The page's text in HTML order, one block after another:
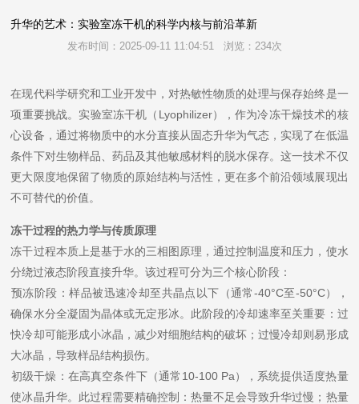
升华的艺术：实验室冻干机的科学内核与前沿革新
发布时间：2025-09-11 11:04:51 浏览：234次
在现代科学研究和工业开发中，对热敏性物质的处理与保存始终是一
项重要挑战。实验室冻干机（Lyophilizer），作为冷冻干燥技术的核
心设备，通过将物质中的水分直接从固态升华为气态，实现了在低温
条件下对生物样品、药品及其他敏感材料的脱水保存。这一技术不仅
更大限度地保留了物质的原始结构与活性，更在多个前沿领域展现出
不可替代的价值。
冻干过程的热力学与传质原理
冻干过程本质上是基于水的三相图原理，通过控制温度和压力，使水
分绕过液态阶段直接升华。该过程可分为三个核心阶段：
​​预冻阶段​​：样品被迅速冷却至共晶点以下（通常-40°C至-50°C），
确保水分全凝固为晶体或无定形冰。此阶段的冷却速率至关重要：过
快冷却可能形成小冰晶，减少对细胞结构的破坏；过慢冷却则易形成
大冰晶，导致样品结构损伤。
​​初级干燥​​：在高真空条件下（通常10-100 Pa），系统提供适度热量
使冰晶升华。此过程需要精确控制：热量不足会导致升华过慢；热量